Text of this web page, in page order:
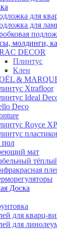
для
для
молдинги,
DECOR
Плинтус
Клеи
&
Xtrafloor
Ideal
Deco
Royce
мат
Доска
для кварц-
для